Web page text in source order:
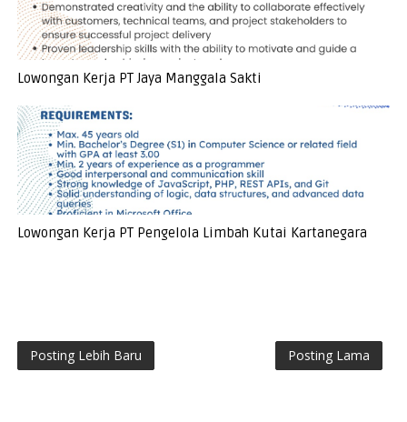
Lowongan Kerja PT Jaya Manggala Sakti
Lowongan Kerja PT Pengelola Limbah Kutai Kartanegara
Posting Lebih Baru Posting Lama